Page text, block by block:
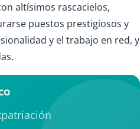
altísimos rascacielos,
puestos prestigiosos y
y el trabajo en red, y